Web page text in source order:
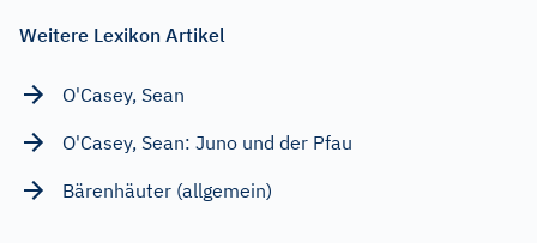
Weitere Lexikon Artikel
O'Casey, Sean
O'Casey, Sean: Juno und der Pfau
Bärenhäuter (allgemein)